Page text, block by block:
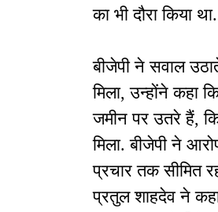
का भी दौरा किया था.
बीजेपी ने सवाल
मिला, उन्होंने कहा
जमीन पर उतरे हैं,
मिला. बीजेपी ने
प्रचार तक सीमित
प्रतुल शाहदेव ने